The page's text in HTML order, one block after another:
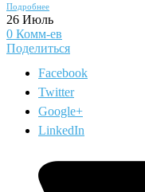
Подробнее
26 Июль
0 Комм-ев
Поделиться
Facebook
Twitter
Google+
LinkedIn